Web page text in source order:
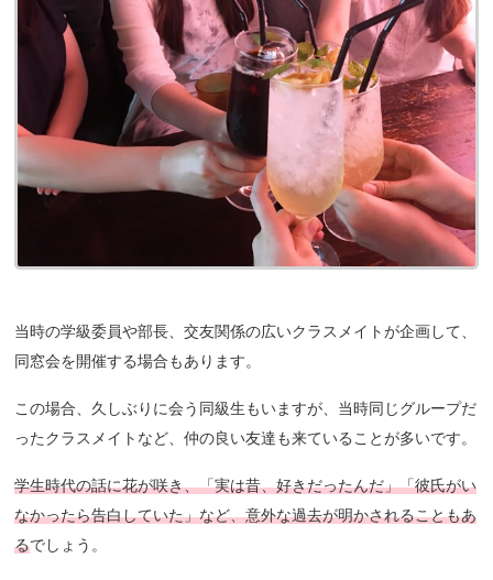
当時の学級委員や部長、交友関係の広いクラスメイトが企画して、
同窓会を開催する場合もあります。
この場合、久しぶりに会う同級生もいますが、当時同じグループだ
ったクラスメイトなど、仲の良い友達も来ていることが多いです。
学生時代の話に花が咲き、「実は昔、好きだったんだ」「彼氏がい
なかったら告白していた」など、意外な過去が明かされることもあ
るでしょう。